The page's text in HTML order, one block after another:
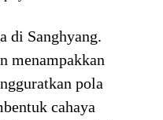
di Sanghyang.
menampakkan
pola
cahaya